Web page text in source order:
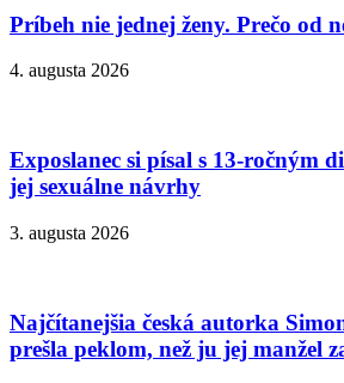
Príbeh nie jednej ženy. Prečo od
4. augusta 2026
Exposlanec si písal s 13-ročným
jej sexuálne návrhy
3. augusta 2026
Najčítanejšia česká autorka
prešla peklom, než ju jej manžel